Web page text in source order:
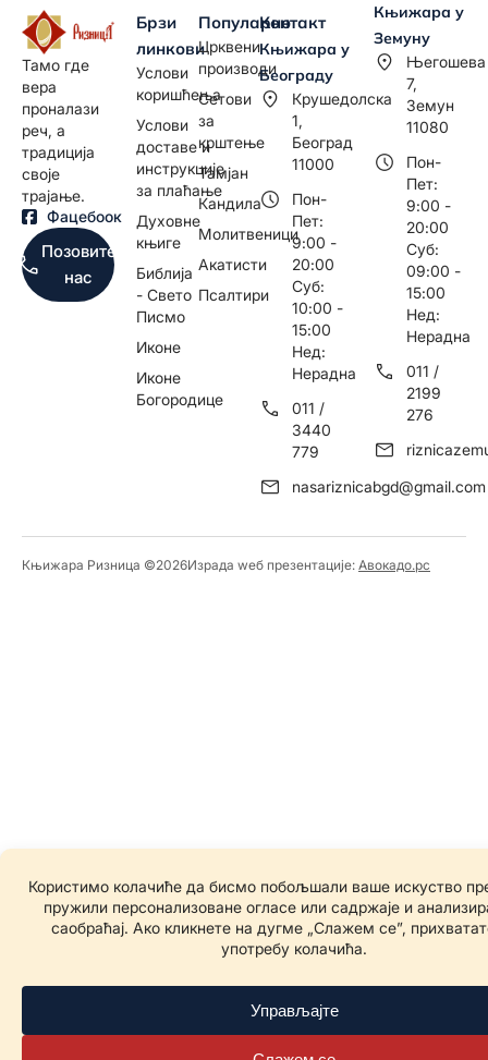
Тамо где
вера
проналази
реч, а
традиција
своје
трајање.
Фацебоок
Позовите
нас
Брзи
линкови
Услови
коришћења
Услови
доставе и
инструкције
за плаћање
Духовне
књиге
Библија
- Свето
Писмо
Иконе
Иконе
Богородице
Популарно
Црквени
производи
Сетови
за
крштење
Тамјан
Кандила
Молитвеници
Акатисти
Псалтири
Контакт
Књижара у
Београду
Крушедолска
1,
Београд
11000
Пон-
Пет:
9:00 -
20:00
Суб:
10:00 -
15:00
Нед:
Нерадна
011 /
3440
779
nasariznicabgd@gmail.com
Књижара у
Земуну
Његошева
7,
Земун
11080
Пон-
Пет:
9:00 -
20:00
Суб:
09:00 -
15:00
Нед:
Нерадна
011 /
2199
276
Књижара Ризница ©️2026Израда wеб презентације: Авокадо.рс